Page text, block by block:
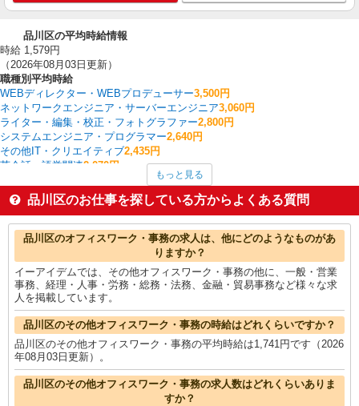
品川区の平均時給情報
時給 1,579円
（2026年08月03日更新）
職種別平均時給
WEBディレクター・WEBプロデューサー3,500円
ネットワークエンジニア・サーバーエンジニア3,060円
ライター・編集・校正・フォトグラファー2,800円
システムエンジニア・プログラマー2,640円
その他IT・クリエイティブ2,435円
英会話・語学関連2,070円
1,911円
経理・人事・労務・総務・法務1,871円
コールセンター 1,855円
看護師・保健師・看護助手・助産師1,836円
品川区の他の職種の平均時給を見る
もっと見る
品川区のお仕事を探している方からよくある質問
品川区のオフィスワーク・事務の求人は、他にどのようなものがあ
りますか？
イーアイデムでは、その他オフィスワーク・事務の他に、一般・営業
事務、経理・人事・労務・総務・法務、金融・貿易事務など様々な求
人を掲載しています。
品川区のその他オフィスワーク・事務の時給はどれくらいですか？
品川区のその他オフィスワーク・事務の平均時給は1,741円です（2026
年08月03日更新）。
品川区のその他オフィスワーク・事務の求人数はどれくらいありま
すか？